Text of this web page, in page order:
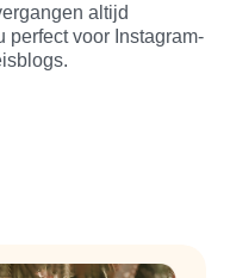
altijd
voor Instagram-